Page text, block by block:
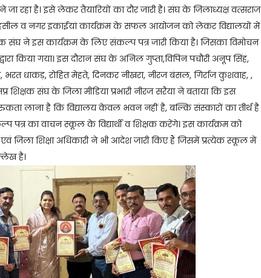
है। इसे लेकर तैयारियों का दौर जारी है। संघ के जिलाध्यक्ष वत्सराज
व नगर इकाईयां कार्यक्रम के सफल आयोजन को लेकर विद्यालयों में
संघ ने इस कार्यक्रम के लिए संकल्प पत्र जारी किया है। जिसका विमोचन
किया गया। इस दौरान संघ के अनिल गुप्ता,विपिन पचौरी अनूप सिंह,
भरत धाकड़, रोहित मेहते, दिनकर नीखरा, नीरज बंसल, गिर्राज कुशवाह, ,
शिक्षक संघ के जिला मीडिया प्रभारी नीरज सरैया ने बताया कि इस
लाना है कि विद्यालय केवल भवन नहीं है, बल्कि संस्कारों का तीर्थ है
पत्र का वाचन स्कूल के विद्यार्थी व शिक्षक करेंगे। इस कार्यक्रम को
शिक्षा अधिकारी ने भी आदेश जारी किए हैं जिसमें प्रत्येक स्कूल में
है।